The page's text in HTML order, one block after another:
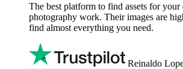
The best platform to find assets for your
photography work. Their images are
find almost everything you need.
Reinaldo